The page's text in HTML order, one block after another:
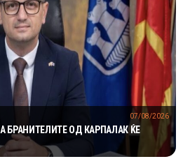
БРАНИТЕЛИТЕ ОД КАРПАЛАК ЌЕ
07/08/2026